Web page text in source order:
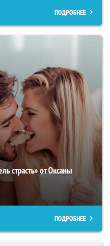
ПОДРОБНЕЕ
страсть» от Оксаны
ПОДРОБНЕЕ